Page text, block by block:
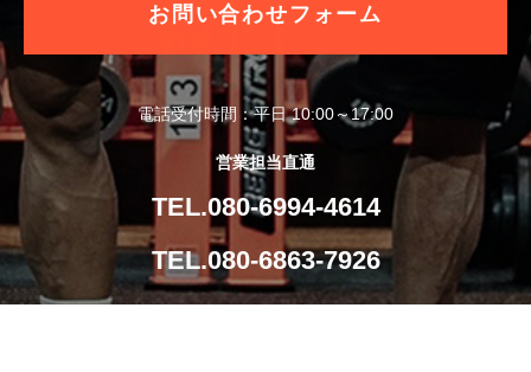
お問い合わせフォーム
電話受付時間：平日 10:00～17:00
営業担当直通
TEL.080-6994-4614
TEL.080-6863-7926